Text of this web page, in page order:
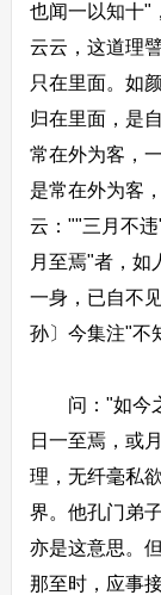
也闻一以知十"
云云，这道理
只在里面。如
归在里面，是
常在外为客，
是常在外为客
云：""三月不
月至焉"者，如
一身，已自不
孙〕今集注"不
问："如今之
日一至焉，或
理，无纤毫私
界。他孔门弟
亦是这意思。
那至时，应事